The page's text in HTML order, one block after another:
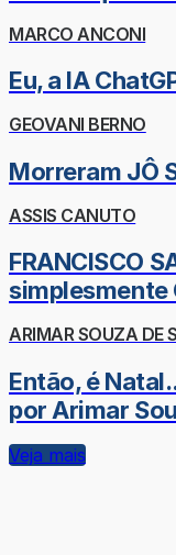
MARCO ANCONI
Eu, a IA
GEOVANI BERNO
Morreram JÔ
ASSIS CANUTO
FRANCISCO
simplesmente
ARIMAR SOUZA DE
Então, é
por Arimar
Veja mais